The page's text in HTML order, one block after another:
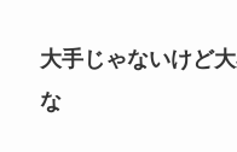
大手じゃないけど
な